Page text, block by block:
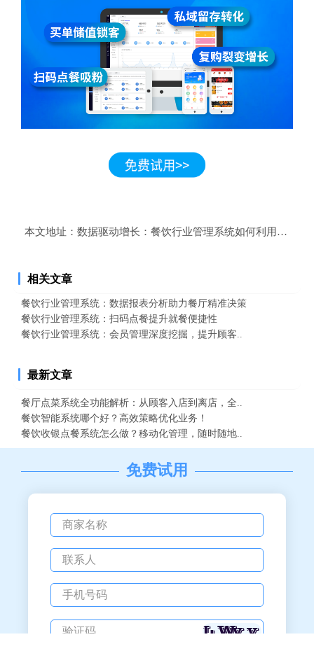
本文地址： 数据驱动增长：餐饮行业管理系统如何利用顾客数
相关文章
餐饮行业管理系统：数据报表分析助力餐厅精准决策
餐饮行业管理系统：扫码点餐提升就餐便捷性
餐饮行业管理系统：会员管理深度挖掘，提升顾客..
最新文章
餐厅点菜系统全功能解析：从顾客入店到离店，全..
餐饮智能系统哪个好？高效策略优化业务！
餐饮收银点餐系统怎么做？移动化管理，随时随地..
免费试用